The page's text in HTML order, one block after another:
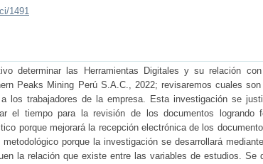
1491
determinar las Herramientas Digitales y su relación
Peaks Mining Perú S.A.C., 2022; revisaremos cuales
los trabajadores de la empresa. Esta investigación se
el tiempo para la revisión de los documentos logrando
porque mejorará la recepción electrónica de los
porque la investigación se desarrollará
la relación que existe entre las variables de estudios. Se